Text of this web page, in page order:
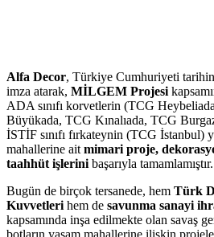
Alfa Decor, Türkiye Cumhuriyeti
imza atarak, MİLGEM Projesi
ADA sınıfı korvetlerin (TCG
Büyükada, TCG Kınalıada, TCG
İSTİF sınıfı fırkateynin (TCG İstanbul)
mahallerine ait mimari proje,
taahhüt işlerini başarıyla tamamlamıştır.
Bugün de birçok tersanede, hem Türk
Kuvvetleri hem de savunma sanayi
kapsamında inşa edilmekte olan savaş
botların yaşam mahallerine ilişkin